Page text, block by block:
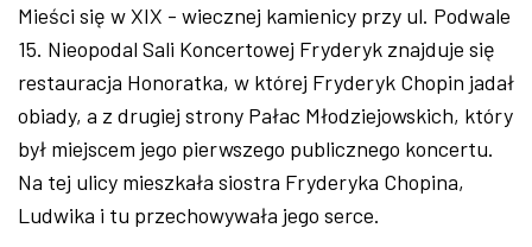
Mieści się w XIX - wiecznej kamienicy przy ul. Podwale
15. Nieopodal Sali Koncertowej Fryderyk znajduje się
restauracja Honoratka, w której Fryderyk Chopin jadał
obiady, a z drugiej strony Pałac Młodziejowskich, który
był miejscem jego pierwszego publicznego koncertu.
Na tej ulicy mieszkała siostra Fryderyka Chopina,
Ludwika i tu przechowywała jego serce.